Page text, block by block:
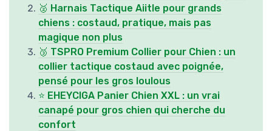
🥈 Harnais Tactique Aiitle pour grands
chiens : costaud, pratique, mais pas
magique non plus
🥉 TSPRO Premium Collier pour Chien : un
collier tactique costaud avec poignée,
pensé pour les gros loulous
⭐ EHEYCIGA Panier Chien XXL : un vrai
canapé pour gros chien qui cherche du
confort